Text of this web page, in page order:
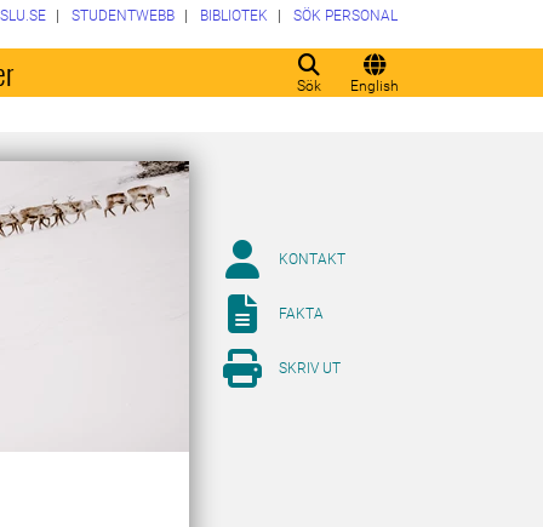
Sök English
SLU.SE STUDENTWEBB BIBLIOTEK SÖK PERSONAL
KONTAKT
FAKTA
SKRIV UT